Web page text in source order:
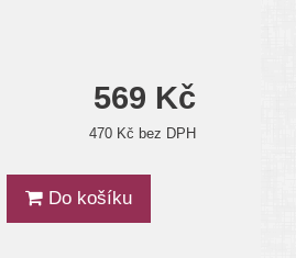
569 Kč
470 Kč bez DPH
Do košíku